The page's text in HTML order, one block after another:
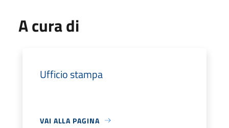
A cura di
Ufficio stampa
VAI ALLA PAGINA